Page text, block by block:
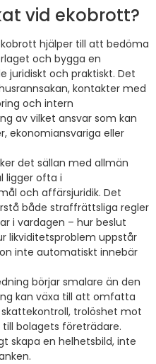
vid ekobrott?
hjälper till att bedöma
och bygga en
juridiskt och praktiskt. Det
kontakter med
och intern
av vilket ansvar som kan
ekonomiansvariga eller
det sällan med allmän
ligger ofta i
och affärsjuridik. Det
både straffrättsliga regler
i vardagen – hur beslut
likviditetsproblem uppstår
inte automatiskt innebär
börjar smalare än den
kan växa till att omfatta
trolöshet mot
bolagets företrädare.
skapa en helhetsbild, inte